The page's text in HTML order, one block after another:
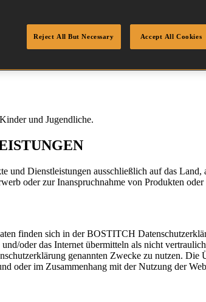
Dienstleistungen unterliegt diesen
zu. Wenn Sie mit diesen
Benachrichtigung ändern. Die jeweils
Sie nicht in der Lage sind, über das
aller enthaltenen Informationen, Materialien,
und Jugendliche.
Dienstleistungen ausschließlich auf das Land,
oder zur Inanspruchnahme von Produkten oder
finden sich in der BOSTITCH
oder das Internet übermitteln als nicht
genannten Zwecke zu nutzen.
oder im Zusammenhang mit der Nutzung der
Reject All But Necessary Accept All Cookies